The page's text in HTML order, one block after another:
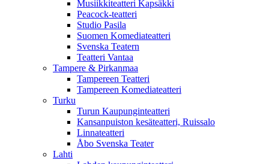
Musiikkiteatteri Kapsäkki
Peacock-teatteri
Studio Pasila
Suomen Komediateatteri
Svenska Teatern
Teatteri Vantaa
Tampere & Pirkanmaa
Tampereen Teatteri
Tampereen Komediateatteri
Turku
Turun Kaupunginteatteri
Kansanpuiston kesäteatteri, Ruissalo
Linnateatteri
Åbo Svenska Teater
Lahti